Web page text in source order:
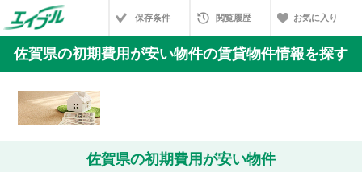
保存条件 閲覧履歴 お気に入り
佐賀県の初期費用が安い物件の賃貸物件情報を探す
佐賀県の初期費用が安い物件